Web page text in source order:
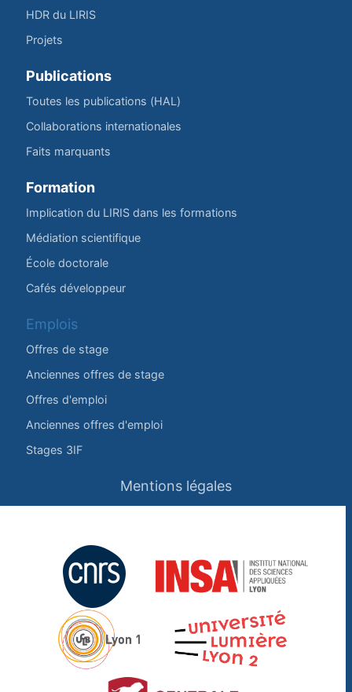
HDR du LIRIS
Projets
Publications
Toutes les publications (HAL)
Collaborations internationales
Faits marquants
Formation
Implication du LIRIS dans les formations
Médiation scientifique
École doctorale
Cafés développeur
Emplois
Offres de stage
Anciennes offres de stage
Offres d'emploi
Anciennes offres d'emploi
Stages 3IF
Mentions légales